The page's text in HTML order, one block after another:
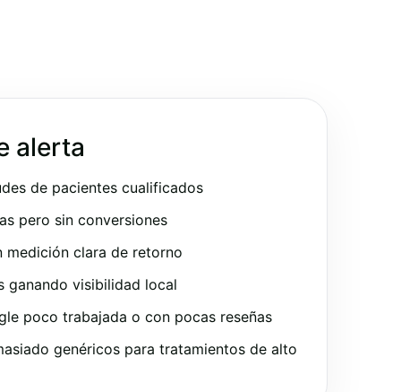
alerta
de pacientes cualificados
pero sin conversiones
medición clara de retorno
ganando visibilidad local
poco trabajada o con pocas reseñas
genéricos para tratamientos de alto